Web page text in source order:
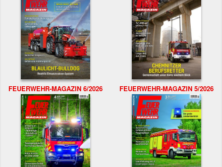
FEUERWEHR-MAGAZIN 6/2026 FEUERWEHR-MAGAZIN 5/2026